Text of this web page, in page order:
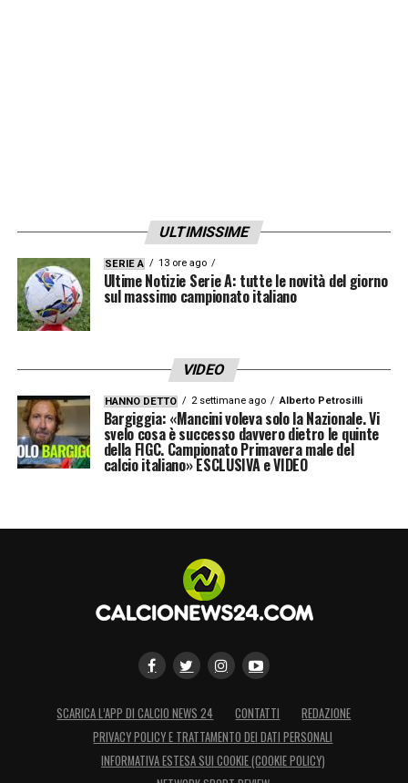
ULTIMISSIME
SERIE A 13 ore ago
Ultime Notizie Serie A: tutte le novità del giorno
sul massimo campionato italiano
VIDEO
HANNO DETTO 2 settimane ago Alberto Petrosilli
Bargiggia: «Mancini voleva solo la Nazionale. Vi
svelo cosa è successo davvero dietro le quinte
della FIGC. Campionato Primavera male del
calcio italiano» ESCLUSIVA e VIDEO
SCARICA L’APP DI CALCIO NEWS 24 CONTATTI
REDAZIONE
PRIVACY POLICY E TRATTAMENTO DEI DATI PERSONALI
INFORMATIVA ESTESA SUI COOKIE (COOKIE POLICY)